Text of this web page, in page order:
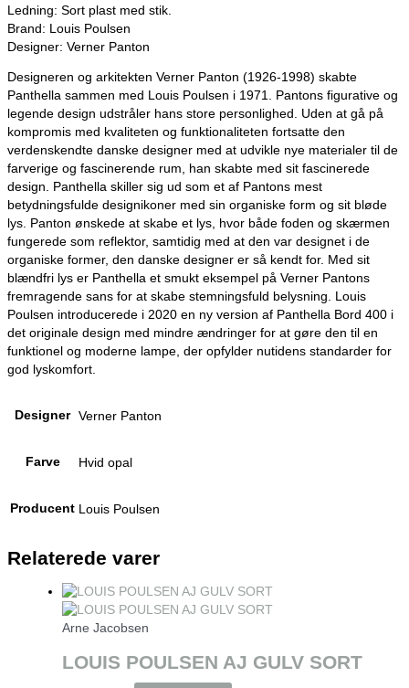
Ledning: Sort plast med stik.
Brand: Louis Poulsen
Designer: Verner Panton
Designeren og arkitekten Verner Panton (1926-1998) skabte
Panthella sammen med Louis Poulsen i 1971. Pantons figurative og
legende design udstråler hans store personlighed. Uden at gå på
kompromis med kvaliteten og funktionaliteten fortsatte den
verdenskendte danske designer med at udvikle nye materialer til de
farverige og fascinerende rum, han skabte med sit fascinerede
design. Panthella skiller sig ud som et af Pantons mest
betydningsfulde designikoner med sin organiske form og sit bløde
lys. Panton ønskede at skabe et lys, hvor både foden og skærmen
fungerede som reflektor, samtidig med at den var designet i de
organiske former, den danske designer er så kendt for. Med sit
blændfri lys er Panthella et smukt eksempel på Verner Pantons
fremragende sans for at skabe stemningsfuld belysning. Louis
Poulsen introducerede i 2020 en ny version af Panthella Bord 400 i
det originale design med mindre ændringer for at gøre den til en
funktionel og moderne lampe, der opfylder nutidens standarder for
god lyskomfort.
Designer Verner Panton
Farve Hvid opal
Producent Louis Poulsen
Relaterede varer
Arne Jacobsen
LOUIS POULSEN AJ GULV SORT